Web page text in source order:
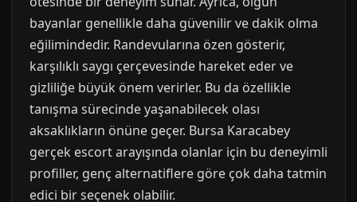
bayanlar genellikle daha güvenilir ve dakik olma
eğilimindedir. Randevularına özen gösterir,
karşılıklı saygı çerçevesinde hareket eder ve
gizliliğe büyük önem verirler. Bu da özellikle
tanışma sürecinde yaşanabilecek olası
aksaklıkların önüne geçer. Bursa Karacabey
gerçek escort arayışında olanlar için bu deneyimli
profiller, genç alternatiflere göre çok daha tatmin
edici bir seçenek olabilir.